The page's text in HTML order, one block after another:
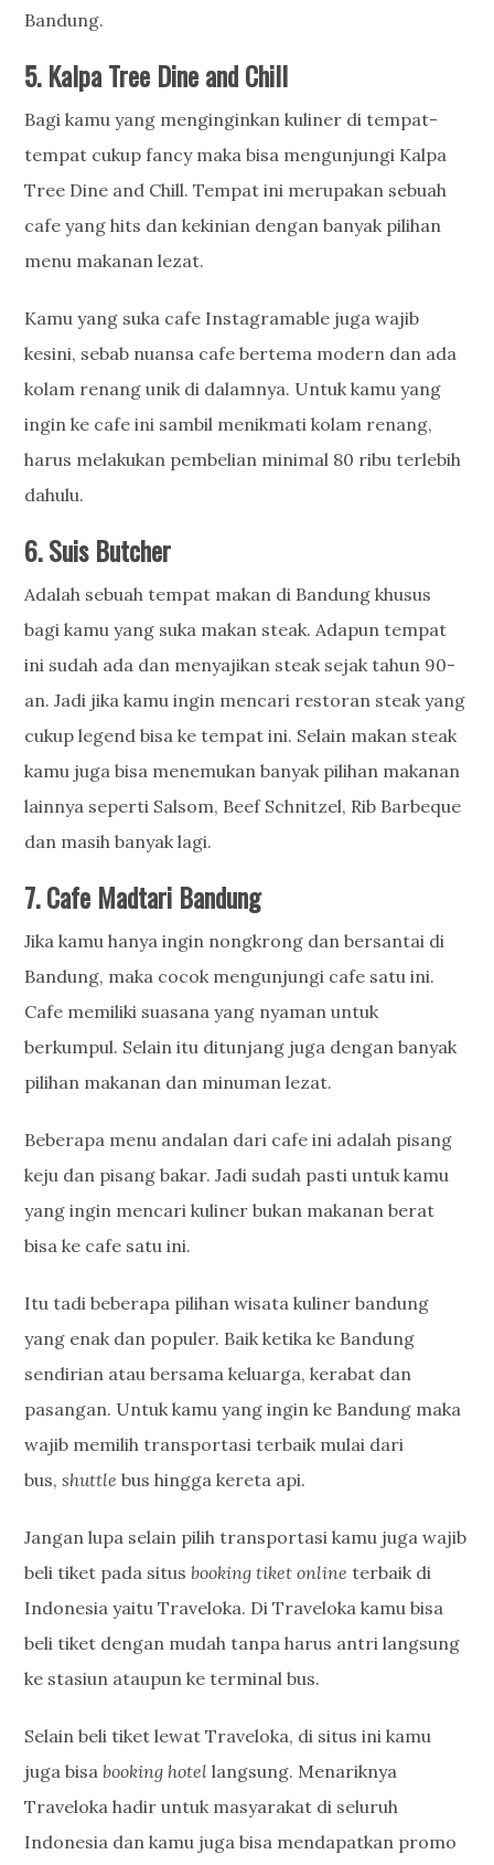
Bandung.
5. Kalpa Tree Dine and Chill
Bagi kamu yang menginginkan kuliner di tempat-
tempat cukup fancy maka bisa mengunjungi Kalpa
Tree Dine and Chill. Tempat ini merupakan sebuah
cafe yang hits dan kekinian dengan banyak pilihan
menu makanan lezat.
Kamu yang suka cafe Instagramable juga wajib
kesini, sebab nuansa cafe bertema modern dan ada
kolam renang unik di dalamnya. Untuk kamu yang
ingin ke cafe ini sambil menikmati kolam renang,
harus melakukan pembelian minimal 80 ribu terlebih
dahulu.
6.Suis Butcher
Adalah sebuah tempat makan di Bandung khusus
bagi kamu yang suka makan steak. Adapun tempat
ini sudah ada dan menyajikan steak sejak tahun 90-
an. Jadi jika kamu ingin mencari restoran steak yang
cukup legend bisa ke tempat ini. Selain makan steak
kamu juga bisa menemukan banyak pilihan makanan
lainnya seperti Salsom, Beef Schnitzel, Rib Barbeque
dan masih banyak lagi.
7. Cafe Madtari Bandung
Jika kamu hanya ingin nongkrong dan bersantai di
Bandung, maka cocok mengunjungi cafe satu ini.
Cafe memiliki suasana yang nyaman untuk
berkumpul. Selain itu ditunjang juga dengan banyak
pilihan makanan dan minuman lezat.
Beberapa menu andalan dari cafe ini adalah pisang
keju dan pisang bakar. Jadi sudah pasti untuk kamu
yang ingin mencari kuliner bukan makanan berat
bisa ke cafe satu ini.
Itu tadi beberapa pilihan wisata kuliner bandung
yang enak dan populer. Baik ketika ke Bandung
sendirian atau bersama keluarga, kerabat dan
pasangan. Untuk kamu yang ingin ke Bandung maka
wajib memilih transportasi terbaik mulai dari
bus,shuttle bus hingga kereta api.
Jangan lupa selain pilih transportasi kamu juga wajib
beli tiket pada situsbooking tiket online terbaik di
Indonesia yaitu Traveloka. Di Traveloka kamu bisa
beli tiket dengan mudah tanpa harus antri langsung
ke stasiun ataupun ke terminal bus.
Selain beli tiket lewat Traveloka, di situs ini kamu
juga bisabooking hotel langsung. Menariknya
Traveloka hadir untuk masyarakat di seluruh
Indonesia dan kamu juga bisa mendapatkan promo